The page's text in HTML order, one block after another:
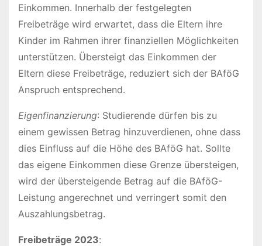
Einkommen. Innerhalb der festgelegten
Freibeträge wird erwartet, dass die Eltern ihre
Kinder im Rahmen ihrer finanziellen Möglichkeiten
unterstützen. Übersteigt das Einkommen der
Eltern diese Freibeträge, reduziert sich der BAföG
Anspruch entsprechend.
Eigenfinanzierung: Studierende dürfen bis zu
einem gewissen Betrag hinzuverdienen, ohne dass
dies Einfluss auf die Höhe des BAföG hat. Sollte
das eigene Einkommen diese Grenze übersteigen,
wird der übersteigende Betrag auf die BAföG-
Leistung angerechnet und verringert somit den
Auszahlungsbetrag.
Freibeträge 2023: